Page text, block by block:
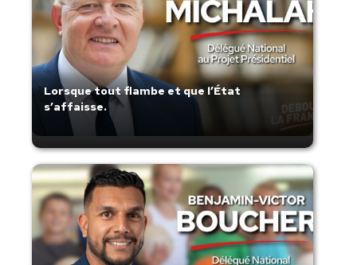
Lorsque tout flambe et que l’État
s’affaisse.